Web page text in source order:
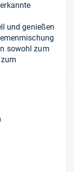
und genießen
sowohl zum